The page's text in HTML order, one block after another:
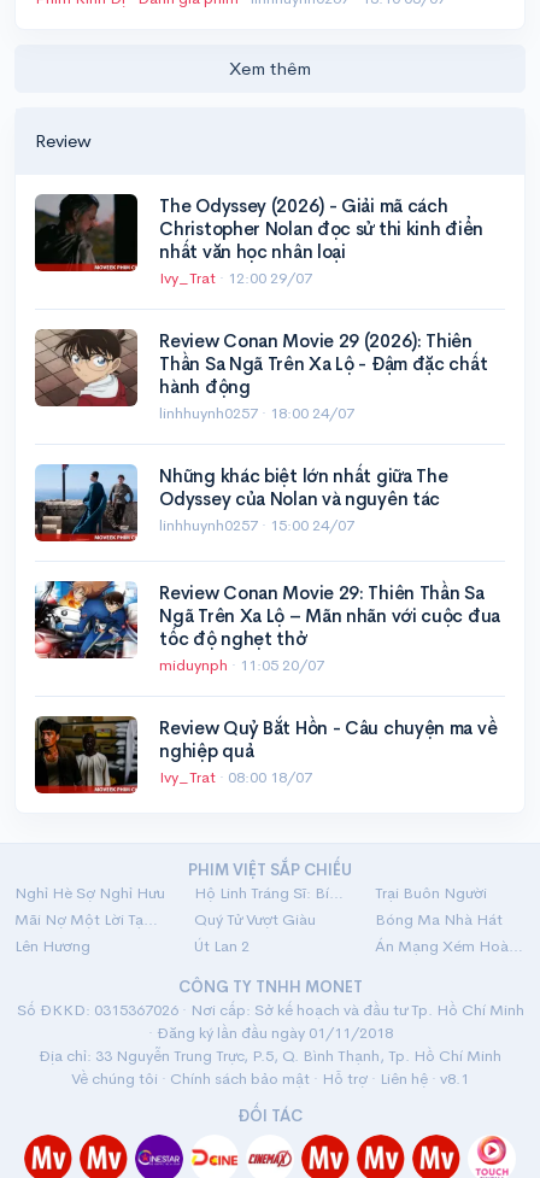
Xem thêm
Review
The Odyssey (2026) - Giải mã cách
Christopher Nolan đọc sử thi kinh điển
nhất văn học nhân loại
Ivy_Trat · 12:00 29/07
Review Conan Movie 29 (2026): Thiên
Thần Sa Ngã Trên Xa Lộ - Đậm đặc chất
hành động
linhhuynh0257 · 18:00 24/07
Những khác biệt lớn nhất giữa The
Odyssey của Nolan và nguyên tác
linhhuynh0257 · 15:00 24/07
Review Conan Movie 29: Thiên Thần Sa
Ngã Trên Xa Lộ – Mãn nhãn với cuộc đua
tốc độ nghẹt thở
miduynph · 11:05 20/07
Review Quỷ Bắt Hồn - Câu chuyện ma về
nghiệp quả
Ivy_Trat · 08:00 18/07
PHIM VIỆT SẮP CHIẾU
Nghỉ Hè Sợ Nghỉ Hưu
Hộ Linh Tráng Sĩ: Bí Ẩn Mộ Vua Đinh
Trại Buôn Người
Mãi Nợ Một Lời Tạm Biệt
Quý Tử Vượt Giàu
Bóng Ma Nhà Hát
Lên Hương
Út Lan 2
Án Mạng Xém Hoàn Hảo
CÔNG TY TNHH MONET
Số ĐKKD: 0315367026 · Nơi cấp: Sở kế hoạch và đầu tư Tp. Hồ Chí Minh
· Đăng ký lần đầu ngày 01/11/2018
Địa chỉ: 33 Nguyễn Trung Trực, P.5, Q. Bình Thạnh, Tp. Hồ Chí Minh
Về chúng tôi · Chính sách bảo mật · Hỗ trợ · Liên hệ · v8.1
ĐỐI TÁC